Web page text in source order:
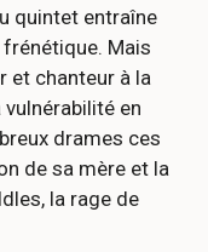
quintet entraîne
Mais
et chanteur à la
en
drames ces
de sa mère et la
la rage de